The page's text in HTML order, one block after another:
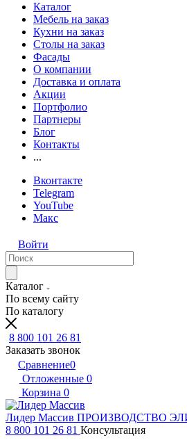
Каталог
Мебель на заказ
Кухни на заказ
Столы на заказ
Фасады
О компании
Доставка и оплата
Акции
Портфолио
Партнеры
Блог
Контакты
...
Вконтакте
Telegram
YouTube
Макс
Войти
Каталог
По всему сайту
По каталогу
8 800 101 26 81
Заказать звонок
Сравнение0
Отложенные 0
Корзина 0
Лидер Массив ПРОИЗВОДСТВО
8 800 101 26 81 Консультация